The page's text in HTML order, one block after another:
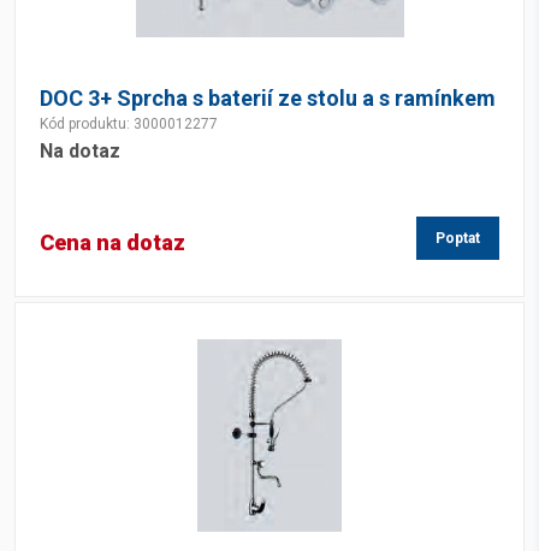
DOC 3+ Sprcha s baterií ze stolu a s ramínkem
Kód produktu: 3000012277
Na dotaz
Cena na dotaz Poptat